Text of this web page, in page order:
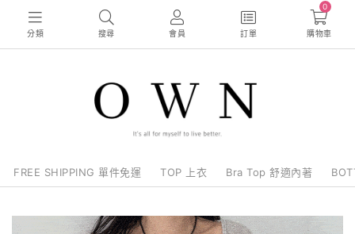
分類 搜尋 會員 訂單
0
購物車
FREE SHIPPING 單件免運 TOP 上衣 Bra Top 舒適內著